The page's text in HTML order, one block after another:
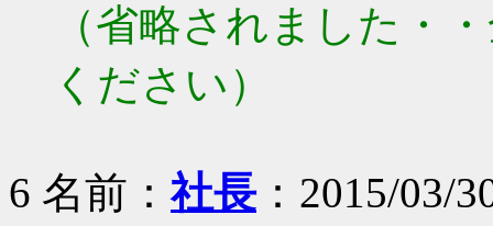
（省略されました・
ください）
6 名前：社長 ：2015/03/